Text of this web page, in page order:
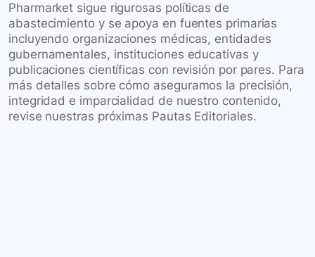
Pharmarket sigue rigurosas políticas de
abastecimiento y se apoya en fuentes primarias
incluyendo organizaciones médicas, entidades
gubernamentales, instituciones educativas y
publicaciones científicas con revisión por pares. Para
más detalles sobre cómo aseguramos la precisión,
integridad e imparcialidad de nuestro contenido,
revise nuestras próximas Pautas Editoriales.